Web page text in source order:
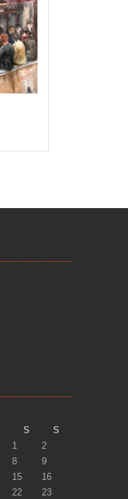
S
S
1
2
8
9
15
16
22
23